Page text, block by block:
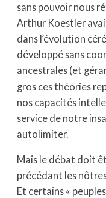
sans pouvoir nous
Arthur Koestler
dans l’évolution
développé sans
ancestrales (et
gros ces théories
nos capacités
service de notre
autolimiter.
Mais le débat doit
précédant les
Et certains «